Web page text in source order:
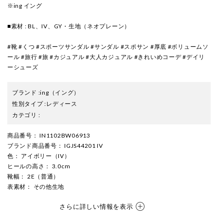
※ing イング
■素材 : BL、IV、GY・生地（ネオプレーン）
#靴 #くつ #スポーツサンダル #サンダル #スポサン #厚底 #ボリュームソ
ール #旅行 #旅 #カジュアル #大人カジュアル #きれいめコーデ #デイリ
ーシューズ
ブランド :ing （イング）
性別タイプ:レディース
カテゴリ :
商品番号 ： IN1102BW06913
ブランド商品番号 ： IGJS44201 IV
色 ： アイボリー（IV）
ヒールの高さ ： 3.0cm
靴幅 ： 2E（普通）
表素材 ： その他生地
さらに詳しい情報を表示